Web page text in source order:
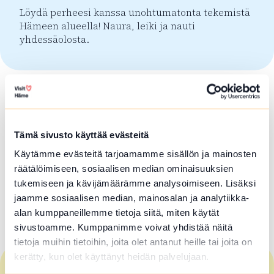
Tämä sivusto käyttää evästeitä
Käytämme evästeitä tarjoamamme sisällön ja mainosten
räätälöimiseen, sosiaalisen median ominaisuuksien
tukemiseen ja kävijämäärämme analysoimiseen. Lisäksi
jaamme sosiaalisen median, mainosalan ja analytiikka-
alan kumppaneillemme tietoja siitä, miten käytät
sivustoamme. Kumppanimme voivat yhdistää näitä
tietoja muihin tietoihin, joita olet antanut heille tai joita on
kerätty, kun olet käyttänyt heidän palvelujaan.
Löydä perheesi kanssa unohtumatonta tekemistä
Hämeen alueella! Naura, leiki ja nauti
yhdessäolosta.
LöydäHämeen
kätketyt helmet
kanssamme
Löydä Hämeen kätketyt helmet kanssamme